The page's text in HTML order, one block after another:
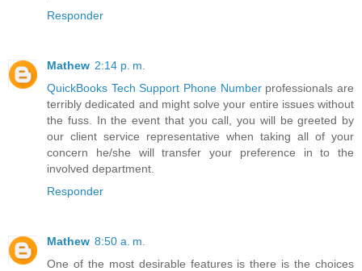
Responder
Mathew 2:14 p. m.
QuickBooks Tech Support Phone Numberprofessionals are
terribly dedicated and might solve your entire issues without
the fuss. In the event that you call, you will be greeted by
our client service representative when taking all of your
concern he/she will transfer your preference in to the
involved department.
Responder
Mathew 8:50 a. m.
One of the most desirable features is there is the choices